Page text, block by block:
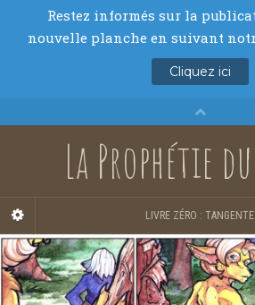
La Prophétie
LIVRE ZÉRO : TANGENTE